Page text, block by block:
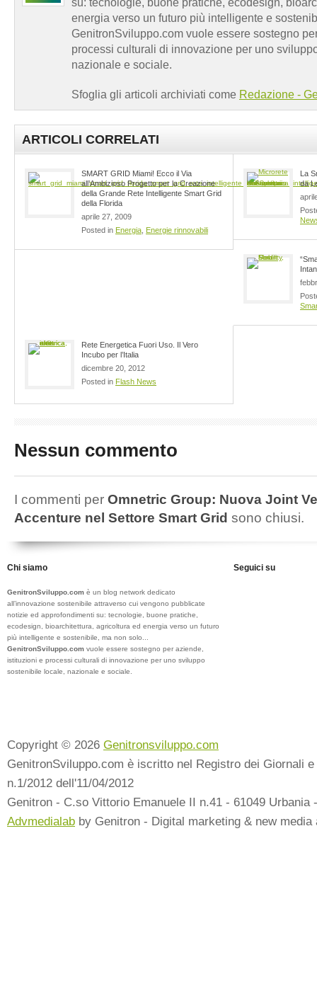
energia verso un futuro più intelligente e
GenitronSviluppo.com vuole essere sostegno
processi culturali di innovazione per uno
nazionale e sociale.
Sfoglia gli articoli archiviati come Redazione -
ARTICOLI CORRELATI
SMART GRID Miami! Ecco il Via
all’Ambizioso Progetto per la Creazione
della Grande Rete Intelligente Smart Grid
della Florida
aprile 27, 2009
Posted in Energia Energie rinnovabili
La
da
Rete Energetica Fuori Uso. Il Vero
Incubo per l’Italia
dicembre 20, 2012
Posted in Flash News
Nessun commento
I commenti per Omnetric Group: Nuova Joint
Accenture nel Settore Smart Grid sono chiusi.
Chi siamo
GenitronSviluppo.com è un blog network dedicato
all’innovazione sostenibile attraverso cui vengono pubblicate
notizie ed approfondimenti su: tecnologie, buone pratiche,
ecodesign, bioarchitettura, agricoltura ed energia verso un futuro
più intelligente e sostenibile, ma non solo...
GenitronSviluppo.com vuole essere sostegno per aziende,
istituzioni e processi culturali di innovazione per uno sviluppo
sostenibile locale, nazionale e sociale.
Seguici su
Copyright © 2026 Genitronsviluppo.com
GenitronSviluppo.com è iscritto nel Registro dei Giornali
n.1/2012 dell'11/04/2012
Genitron - C.so Vittorio Emanuele II n.41 - 61049 Urbania
Advmedialab by Genitron - Digital marketing & new media